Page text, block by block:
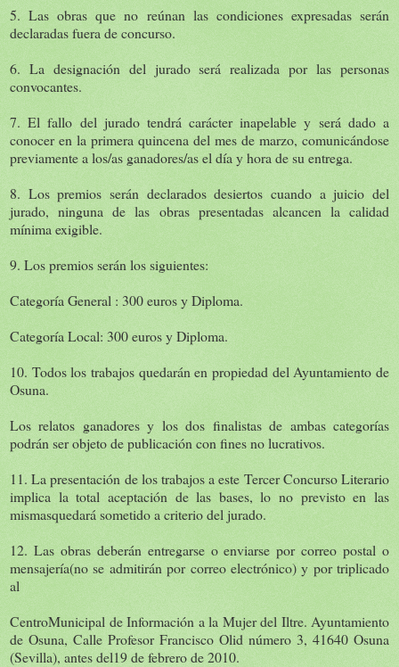
5. Las obras que no reúnan las condiciones expresadas serán
declaradas fuera de concurso.
6. La designación del jurado será realizada por las personas
convocantes.
7. El fallo del jurado tendrá carácter inapelable y será dado a
conocer en la primera quincena del mes de marzo, comunicándose
previamente a los/as ganadores/as el día y hora de su entrega.
8. Los premios serán declarados desiertos cuando a juicio del
jurado, ninguna de las obras presentadas alcancen la calidad
mínima exigible.
9. Los premios serán los siguientes:
Categoría General : 300 euros y Diploma.
Categoría Local: 300 euros y Diploma.
10. Todos los trabajos quedarán en propiedad del Ayuntamiento de
Osuna.
Los relatos ganadores y los dos finalistas de ambas categorías
podrán ser objeto de publicación con fines no lucrativos.
11. La presentación de los trabajos a este Tercer Concurso Literario
implica la total aceptación de las bases, lo no previsto en las
mismasquedará sometido a criterio del jurado.
12. Las obras deberán entregarse o enviarse por correo postal o
mensajería(no se admitirán por correo electrónico) y por triplicado
al
CentroMunicipal de Información a la Mujer del Iltre. Ayuntamiento
de Osuna, Calle Profesor Francisco Olid número 3, 41640 Osuna
(Sevilla), antes del19 de febrero de 2010.